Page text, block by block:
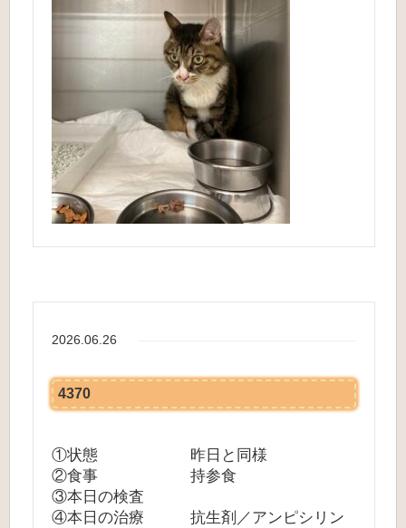
2026.06.26
4370
①状態 昨日と同様
②食事 持参食
③本日の検査
④本日の治療 抗生剤／アンピシリン